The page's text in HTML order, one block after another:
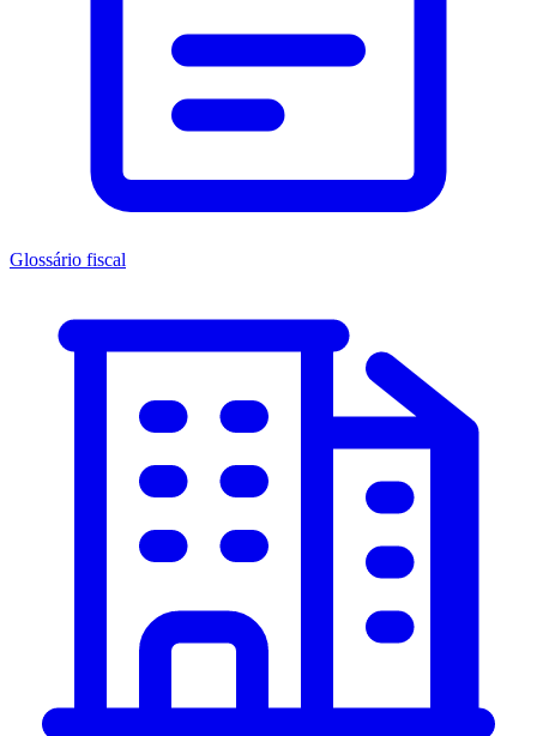
Glossário fiscal